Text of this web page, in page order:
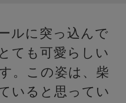
ルに突っ込んで
ても可愛らしい
。この姿は、柴
いると思ってい